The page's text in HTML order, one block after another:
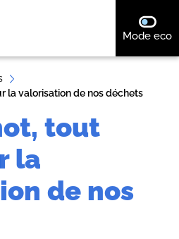
Mode eco
la valorisation de nos déchets
tout
la
de nos